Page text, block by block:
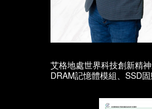
艾格地處世界科技創新精
DRAM記憶體模組、SSD